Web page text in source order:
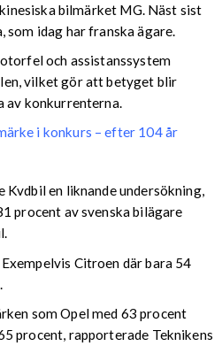
bilmärket MG. Näst sist
som idag har franska ägare.
och assistanssystem
vilket gör att betyget blir
av konkurrenterna.
i konkurs – efter 104 år
en liknande undersökning,
procent av svenska bilägare
Citroen där bara 54
som Opel med 63 procent
procent, rapporterade Teknikens